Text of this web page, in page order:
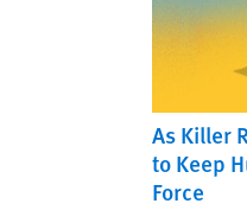
As Killer
to Keep
Force